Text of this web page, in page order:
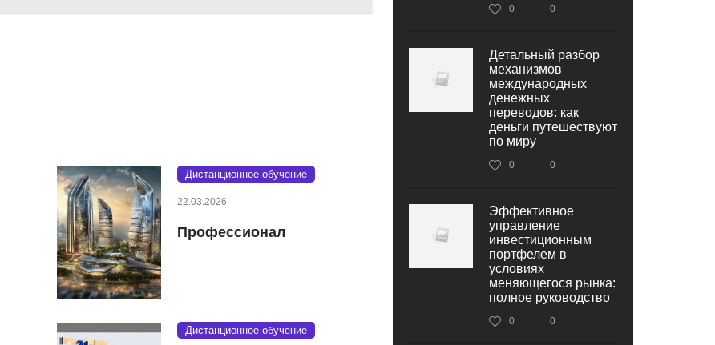
Дистанционное обучение
22.03.2026
Профессионал
Дистанционное обучение
0 0
Детальный разбор
механизмов
международных
денежных
переводов: как
деньги путешествуют
по миру
0 0
Эффективное
управление
инвестиционным
портфелем в
условиях
меняющегося рынка:
полное руководство
0 0